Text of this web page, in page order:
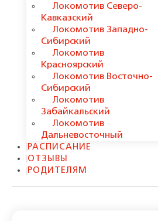
Локомотив Северо-
Кавказский
Локомотив Западно-
Сибирский
Локомотив
Красноярский
Локомотив Восточно-
Сибирский
Локомотив
Забайкальский
Локомотив
Дальневосточный
РАСПИСАНИЕ
ОТЗЫВЫ
РОДИТЕЛЯМ